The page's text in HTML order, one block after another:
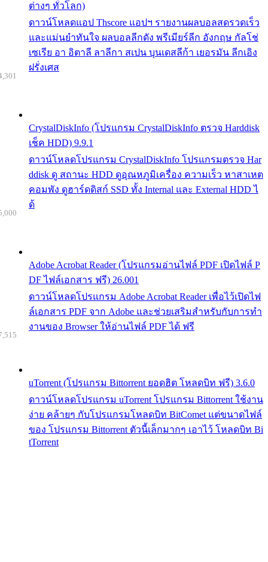
ต่างๆ ทั่วโลก)
ดาวน์โหลดแอป Thscore แอปฯ รายงานผลบอลสดรวดเร็ว
และแม่นยำทันใจ ผลบอลลีกดัง พรีเมียร์ลีก อังกฤษ กัลโช่
เซเรีย อา อิตาลี ลาลีกา สเปน บุนเดสลีก้า เยอรมัน ลีกเอิง
ฝรั่งเศส
CrystalDiskInfo (โปรแกรม CrystalDiskInfo ตรวจ Harddisk
เช็ค HDD) 9.9.1
ดาวน์โหลดโปรแกรม CrystalDiskInfo โปรแกรมตรวจ Har
ddisk ดู สถานะ HDD ดูอุณหภูมิเครื่อง ความเร็ว หาสาเหต
คอมพัง ดูฮาร์ดดิสก์ SSD ทั้ง Internal และ External HDD ไ
ด้
Adobe Acrobat Reader (โปรแกรมอ่านไฟล์ PDF เปิดไฟล์ P
DF ไฟล์เอกสาร ฟรี) 26.001
ดาวน์โหลดโปรแกรม Adobe Acrobat Reader เพื่อไว้เปิดไฟ
ล์เอกสาร PDF จาก Adobe และช่วยเสริมสำหรับกับการทำ
งานของ Browser ให้อ่านไฟล์ PDF ได้ ฟรี
uTorrent (โปรแกรม Bittorrent ยอดฮิต โหลดบิท ฟรี) 3.6.0
ดาวน์โหลดโปรแกรม uTorrent โปรแกรม Bittorrent ใช้งาน
ง่าย คล้ายๆ กับโปรแกรมโหลดบิท BitComet แต่ขนาดไฟล์
ของ โปรแกรม Bittorrent ตัวนี้เล็กมากๆ เอาไว้ โหลดบิท Bi
tTorrent